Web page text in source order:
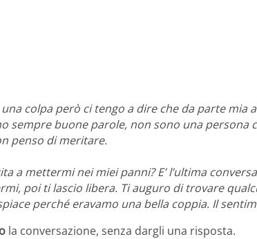
colpa però ci tengo a dire che da parte mia
sempre buone parole, non sono una persona
penso di meritare.
a mettermi nei miei panni? E’ l’ultima
poi ti lascio libera. Ti auguro di trovare
perché eravamo una bella coppia. Il
la conversazione, senza dargli una risposta.